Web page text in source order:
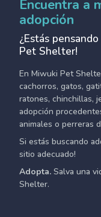
Encuentra a
adopción
¿Estás
Pet Shelter!
En Miwuki Pet
cachorros, gatos,
ratones, chinchillas,
adopción
animales o perreras
Si estás buscando
sitio adecuado!
Adopta. Salva una
Shelter.